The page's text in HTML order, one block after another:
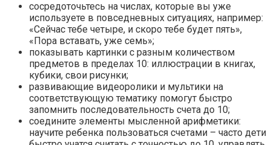
сосредоточьтесь на числах, которые вы уже
используете в повседневных ситуациях, например:
«Сейчас тебе четыре, и скоро тебе будет пять»,
«Пора вставать, уже семь»;
показывать картинки с разным количеством
предметов в пределах 10: иллюстрации в книгах,
кубики, свои рисунки;
развивающие видеоролики и мультики на
соответствующую тематику помогут быстро
запомнить последовательность счета до 10;
соедините элементы мысленной арифметики:
научите ребенка пользоваться счетами – часто дети